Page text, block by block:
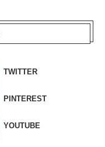
TWITTER
PINTEREST
YOUTUBE